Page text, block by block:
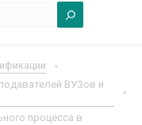
ВУЗов и
процесса в